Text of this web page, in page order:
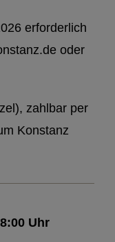
erforderlich
oder
zahlbar per
Konstanz
Uhr